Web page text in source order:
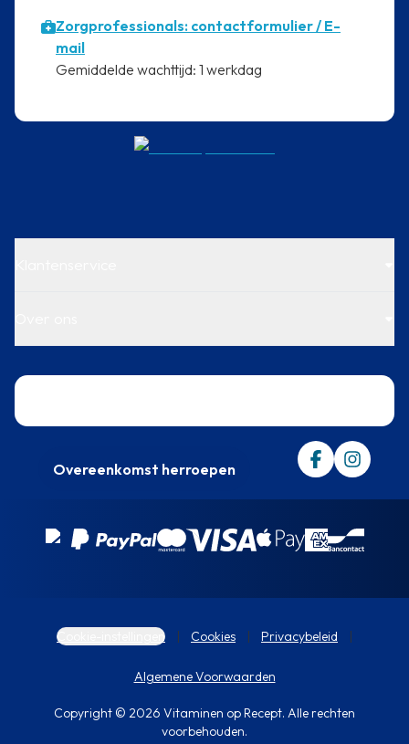
Zorgprofessionals: contactformulier / E-
mail
⁠Gemiddelde wachttijd: 1 werkdag
Overeenkomst herroepen
Cookie-instellingen Cookies Privacybeleid
Algemene Voorwaarden
Copyright © 2026 Vitaminen op Recept. Alle rechten
voorbehouden.